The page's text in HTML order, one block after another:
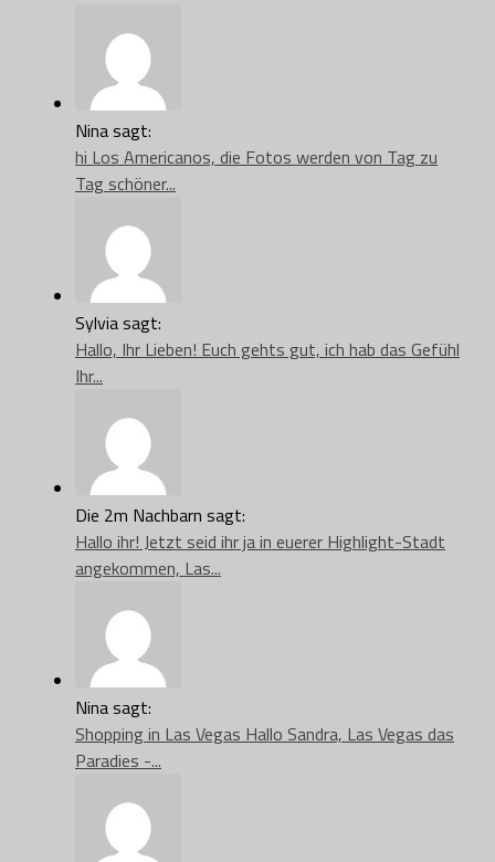
Nina sagt:
hi Los Americanos, die Fotos werden von Tag zu
Tag schöner...
Sylvia sagt:
Hallo, Ihr Lieben! Euch gehts gut, ich hab das Gefühl
Ihr...
Die 2m Nachbarn sagt:
Hallo ihr! Jetzt seid ihr ja in euerer Highlight-Stadt
angekommen, Las...
Nina sagt:
Shopping in Las Vegas Hallo Sandra, Las Vegas das
Paradies -...